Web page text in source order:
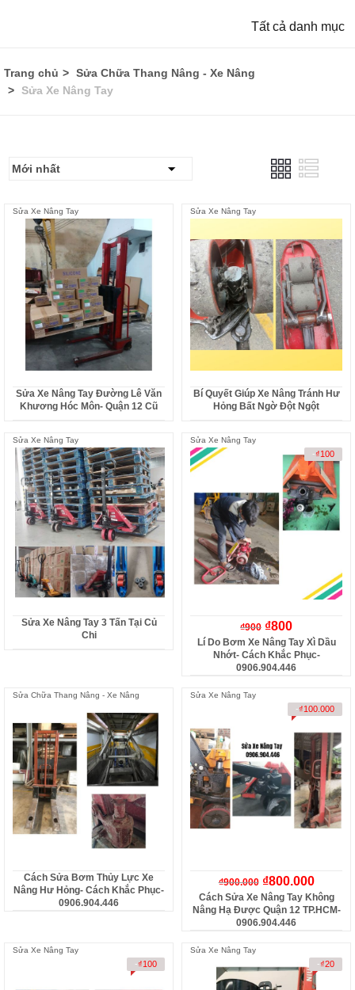
Tất cả danh mục
Trang chủ
Sửa Chữa Thang Nâng - Xe Nâng
Sửa Xe Nâng Tay
Sửa Xe Nâng Tay
Sửa Xe Nâng Tay Đường Lê Văn
Khương Hóc Môn- Quận 12 Cũ
Sửa Xe Nâng Tay
Bí Quyết Giúp Xe Nâng Tránh Hư
Hỏng Bất Ngờ Đột Ngột
Sửa Xe Nâng Tay
Sửa Xe Nâng Tay 3 Tấn Tại Củ
Chi
Sửa Xe Nâng Tay
-₫100
₫900 ₫800
Lí Do Bơm Xe Nâng Tay Xì Dầu
Nhớt- Cách Khắc Phục-
0906.904.446
Sửa Chữa Thang Nâng - Xe Nâng
Cách Sửa Bơm Thủy Lực Xe
Nâng Hư Hỏng- Cách Khắc Phục-
0906.904.446
Sửa Xe Nâng Tay
-₫100.000
₫900.000 ₫800.000
Cách Sửa Xe Nâng Tay Không
Nâng Hạ Được Quận 12 TP.HCM-
0906.904.446
Sửa Xe Nâng Tay
-₫100
Sửa Xe Nâng Tay
-₫20